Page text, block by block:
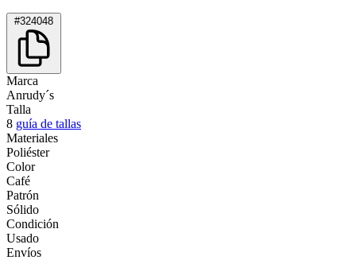
#324048
Marca
Anrudy´s
Talla
8 guía de tallas
Materiales
Poliéster
Color
Café
Patrón
Sólido
Condición
Usado
Envíos